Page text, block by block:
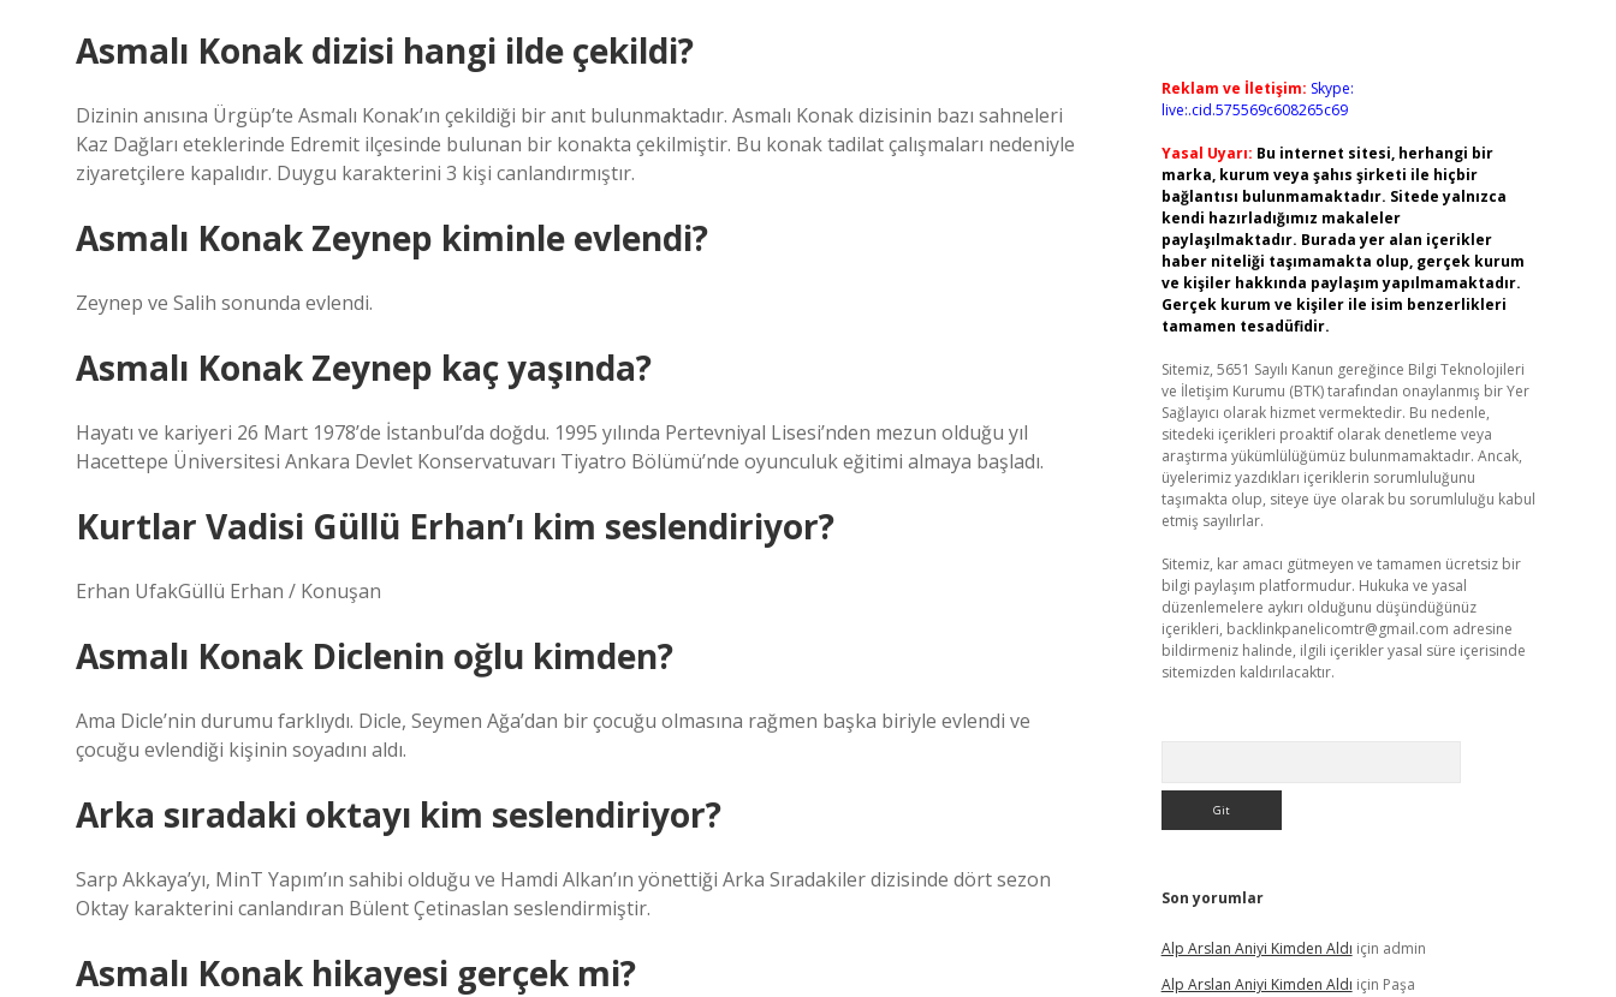
Asmalı Konak dizisi hangi ilde çekildi?
Dizinin anısına Ürgüp’te Asmalı Konak’ın çekildiği bir anıt bulunmaktadır. Asmalı Konak dizisinin bazı sahneleri
Kaz Dağları eteklerinde Edremit ilçesinde bulunan bir konakta çekilmiştir. Bu konak tadilat çalışmaları nedeniyle
ziyaretçilere kapalıdır. Duygu karakterini 3 kişi canlandırmıştır.
Asmalı Konak Zeynep kiminle evlendi?
Zeynep ve Salih sonunda evlendi.
Asmalı Konak Zeynep kaç yaşında?
Hayatı ve kariyeri 26 Mart 1978’de İstanbul’da doğdu. 1995 yılında Pertevniyal Lisesi’nden mezun olduğu yıl
Hacettepe Üniversitesi Ankara Devlet Konservatuvarı Tiyatro Bölümü’nde oyunculuk eğitimi almaya başladı.
Kurtlar Vadisi Güllü Erhan’ı kim seslendiriyor?
Erhan UfakGüllü Erhan / Konuşan
Asmalı Konak Diclenin oğlu kimden?
Ama Dicle’nin durumu farklıydı. Dicle, Seymen Ağa’dan bir çocuğu olmasına rağmen başka biriyle evlendi ve
çocuğu evlendiği kişinin soyadını aldı.
Arka sıradaki oktayı kim seslendiriyor?
Sarp Akkaya’yı, MinT Yapım’ın sahibi olduğu ve Hamdi Alkan’ın yönettiği Arka Sıradakiler dizisinde dört sezon
Oktay karakterini canlandıran Bülent Çetinaslan seslendirmiştir.
Asmalı Konak hikayesi gerçek mi?
Reklam ve İletişim: Skype:
live:.cid.575569c608265c69
Yasal Uyarı: Bu internet sitesi, herhangi bir
marka, kurum veya şahıs şirketi ile hiçbir
bağlantısı bulunmamaktadır. Sitede yalnızca
kendi hazırladığımız makaleler
paylaşılmaktadır. Burada yer alan içerikler
haber niteliği taşımamakta olup, gerçek kurum
ve kişiler hakkında paylaşım yapılmamaktadır.
Gerçek kurum ve kişiler ile isim benzerlikleri
tamamen tesadüfidir.
Sitemiz, 5651 Sayılı Kanun gereğince Bilgi Teknolojileri
ve İletişim Kurumu (BTK) tarafından onaylanmış bir Yer
Sağlayıcı olarak hizmet vermektedir. Bu nedenle,
sitedeki içerikleri proaktif olarak denetleme veya
araştırma yükümlülüğümüz bulunmamaktadır. Ancak,
üyelerimiz yazdıkları içeriklerin sorumluluğunu
taşımakta olup, siteye üye olarak bu sorumluluğu kabul
etmiş sayılırlar.
Sitemiz, kar amacı gütmeyen ve tamamen ücretsiz bir
bilgi paylaşım platformudur. Hukuka ve yasal
düzenlemelere aykırı olduğunu düşündüğünüz
içerikleri, backlinkpanelicomtr@gmail.com adresine
bildirmeniz halinde, ilgili içerikler yasal süre içerisinde
sitemizden kaldırılacaktır.
Son yorumlar
Alp Arslan Aniyi Kimden Aldı için admin
Alp Arslan Aniyi Kimden Aldı için Paşa